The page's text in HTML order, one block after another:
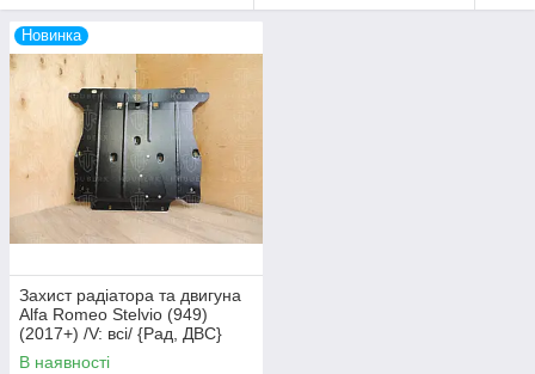
Новинка
Захист радіатора та двигуна
Alfa Romeo Stelvio (949)
(2017+) /V: всі/ {Рад, ДВС}
В наявності